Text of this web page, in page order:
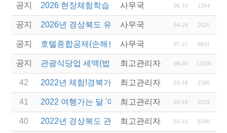
공지 2026 현장체험학습 안전과정(신규.재강습)
사무국 06-10 1264
공지 2026년 경상북도 유니크베뉴를 활용한 MICE행사
사무국 04-24 2026
공지 호텔종합공제(손해보험) 서비스 안내
사무국 07-25 8831
공지 관광식당업 세액(법인세 및 소득세)감면 제도 안내
최고관리자 08-06 12358
42 2022년 체험!경북가족여행 운영업체 선정 및 제안
최고관리자 03-18 2580
41 2022 여행가는 달 '여행업계 특별관' 민간여행업계
최고관리자 03-18 5329
40 2022년 경상북도 관광진흥기금 지원 계획 공고(보
최고관리자 03-16 6340